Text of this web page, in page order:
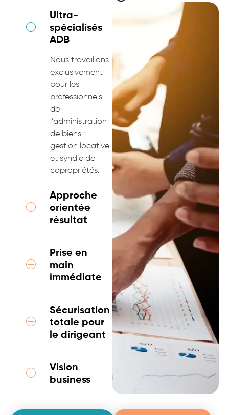
Ultra-
spécialisés
ADB
Nous travaillons
exclusivement
pour les
professionnels
de
l’administration
de biens :
gestion locative
et syndic de
copropriétés.
Approche
orientée
résultat
Prise en
main
immédiate
Sécurisation
totale pour
le dirigeant
Vision
business